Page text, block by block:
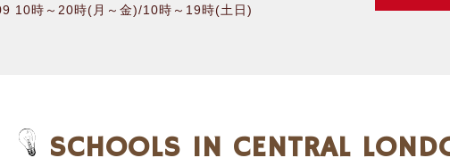
10時～20時(月～金)/10時～19時(土日)
SCHOOLS IN CENTRAL